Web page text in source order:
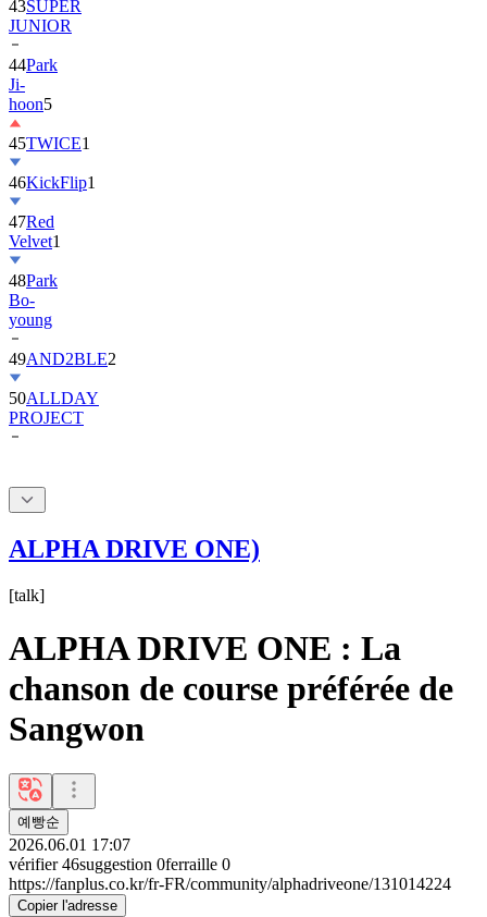
44Park
Ji-
hoon5
45TWICE
46KickFlip
47Red
Velvet
48Park
Bo-
young
49AND2BLE
50ALLDAY
PROJECT
ALPHA DRIVE ONE)
[talk]
ALPHA DRIVE ONE : La
chanson de course préférée de
Sangwon
예빵순
2026.06.01 17:07
vérifier 46suggestion 0ferraille 0
https://fanplus.co.kr/fr-FR/community/alphadriveone/131014224
Copier l'adresse